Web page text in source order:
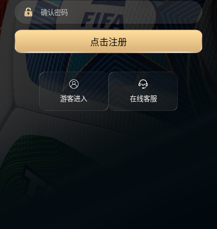
点击注册
游客进入 在线客服